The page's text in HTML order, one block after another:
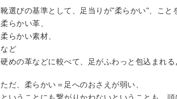
靴選びの基準として、足当りが"柔らかい"、こと
柔らかい革、
柔らかい素材、
など
硬めの革などに較べて、足がふわっと包込まれ
ただ、柔らかい＝足へのおさえが弱い、
ということにも繋がりかねないということも、頭